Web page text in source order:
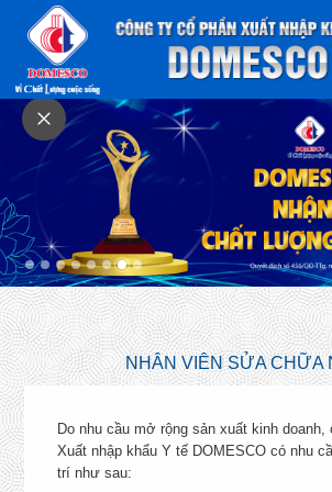
NHÂN VIÊN SỬA CHỮA
Do nhu cầu mở rộng sản xuất kinh doanh,
Xuất nhập khẩu Y tế DOMESCO có nhu
trí như sau:
CHÍNH SÁCH
công nhân lao động của công ty bao gồm:
chăm sóc sức khỏe đặc biệt và bảo
nhân sự chủ chốt, hoạt động